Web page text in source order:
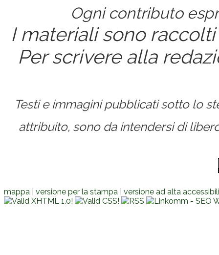
Ogni contributo
I materiali sono
Per scrivere alla
Testi e immagini pubblicati sotto lo
attribuito, sono da intendersi di
mappa versione per la stampa versione ad alta